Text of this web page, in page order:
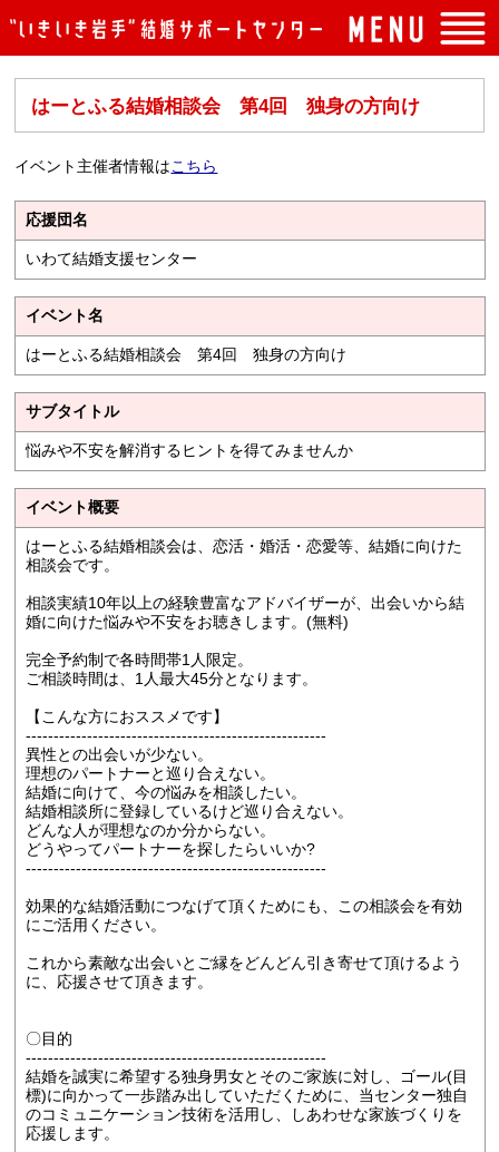
トップページ
入会案内
イベント案内
よくある質問
センターの概要
お問い合わせ
はーとふる結婚相談会 第4回 独身の方向け
イベント主催者情報はこちら
応援団名
いわて結婚支援センター
イベント名
はーとふる結婚相談会 第4回 独身の方向け
サブタイトル
悩みや不安を解消するヒントを得てみませんか
イベント概要
はーとふる結婚相談会は、恋活・婚活・恋愛等、結婚に向けた
相談会です。
相談実績10年以上の経験豊富なアドバイザーが、出会いから結
婚に向けた悩みや不安をお聴きします。(無料)
完全予約制で各時間帯1人限定。
ご相談時間は、1人最大45分となります。
【こんな方におススメです】
------------------------------------------------------
異性との出会いが少ない。
理想のパートナーと巡り合えない。
結婚に向けて、今の悩みを相談したい。
結婚相談所に登録しているけど巡り合えない。
どんな人が理想なのか分からない。
どうやってパートナーを探したらいいか?
------------------------------------------------------
効果的な結婚活動につなげて頂くためにも、この相談会を有効
にご活用ください。
これから素敵な出会いとご縁をどんどん引き寄せて頂けるよう
に、応援させて頂きます。
〇目的
------------------------------------------------------
結婚を誠実に希望する独身男女とそのご家族に対し、ゴール(目
標)に向かって一歩踏み出していただくために、当センター独自
のコミュニケーション技術を活用し、しあわせな家族づくりを
応援します。